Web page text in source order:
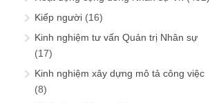
Kiếp người (16)
Kinh nghiệm tư vấn Quản trị Nhân sự
(17)
Kinh nghiệm xây dựng mô tả công việc
(8)